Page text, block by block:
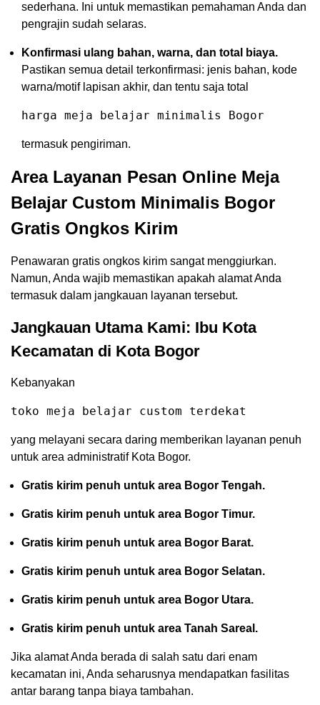
sederhana. Ini untuk memastikan pemahaman Anda dan
pengrajin sudah selaras.
Konfirmasi ulang bahan, warna, dan total biaya.
Pastikan semua detail terkonfirmasi: jenis bahan, kode
warna/motif lapisan akhir, dan tentu saja total
harga meja belajar minimalis Bogor
termasuk pengiriman.
Area Layanan Pesan Online Meja
Belajar Custom Minimalis Bogor
Gratis Ongkos Kirim
Penawaran gratis ongkos kirim sangat menggiurkan.
Namun, Anda wajib memastikan apakah alamat Anda
termasuk dalam jangkauan layanan tersebut.
Jangkauan Utama Kami: Ibu Kota
Kecamatan di Kota Bogor
Kebanyakan
toko meja belajar custom terdekat
yang melayani secara daring memberikan layanan penuh
untuk area administratif Kota Bogor.
Gratis kirim penuh untuk area Bogor Tengah.
Gratis kirim penuh untuk area Bogor Timur.
Gratis kirim penuh untuk area Bogor Barat.
Gratis kirim penuh untuk area Bogor Selatan.
Gratis kirim penuh untuk area Bogor Utara.
Gratis kirim penuh untuk area Tanah Sareal.
Jika alamat Anda berada di salah satu dari enam
kecamatan ini, Anda seharusnya mendapatkan fasilitas
antar barang tanpa biaya tambahan.